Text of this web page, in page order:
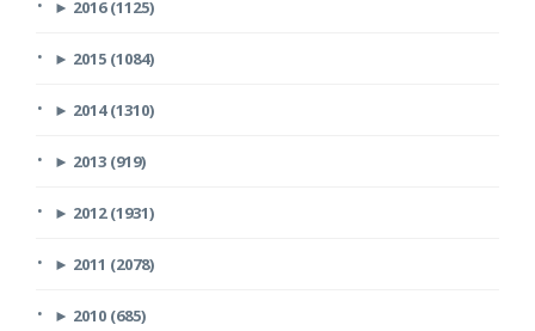
► 2016 (1125)
► 2015 (1084)
► 2014 (1310)
► 2013 (919)
► 2012 (1931)
► 2011 (2078)
► 2010 (685)